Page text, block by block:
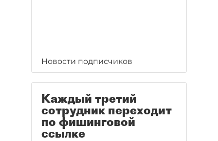
Новости подписчиков
Каждый третий
сотрудник переходит
по фишинговой
ссылке